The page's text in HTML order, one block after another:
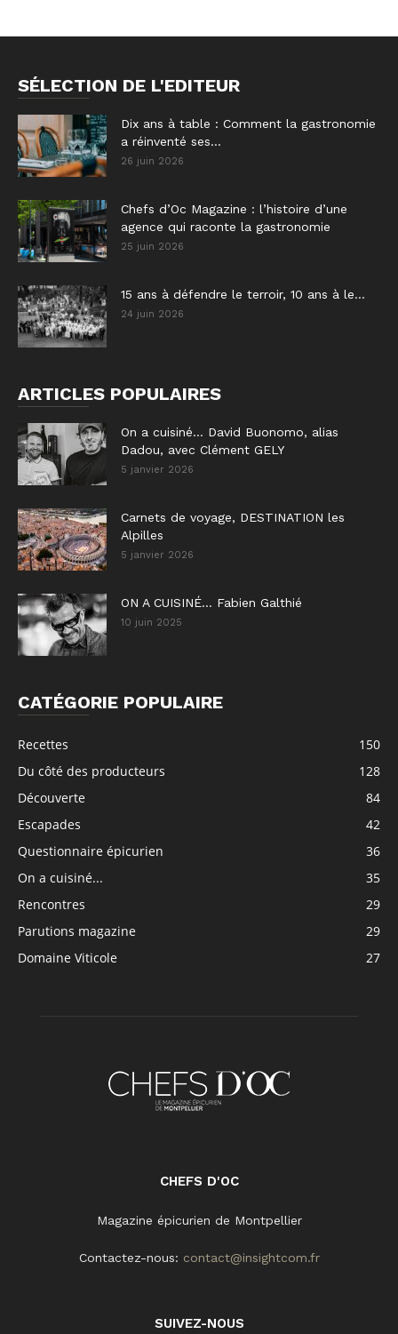
SÉLECTION DE L'EDITEUR
Dix ans à table : Comment la gastronomie
a réinventé ses...
26 juin 2026
Chefs d’Oc Magazine : l’histoire d’une
agence qui raconte la gastronomie
25 juin 2026
15 ans à défendre le terroir, 10 ans à le...
24 juin 2026
ARTICLES POPULAIRES
On a cuisiné… David Buonomo, alias
Dadou, avec Clément GELY
5 janvier 2026
Carnets de voyage, DESTINATION les
Alpilles
5 janvier 2026
ON A CUISINÉ… Fabien Galthié
10 juin 2025
CATÉGORIE POPULAIRE
Recettes
150
Du côté des producteurs
128
Découverte
84
Escapades
42
Questionnaire épicurien
36
On a cuisiné...
35
Rencontres
29
Parutions magazine
29
Domaine Viticole
27
CHEFS D'OC
Magazine épicurien de Montpellier
Contactez-nous: contact@insightcom.fr
SUIVEZ-NOUS